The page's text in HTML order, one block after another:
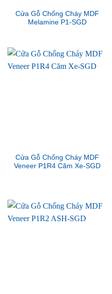
Cửa Gỗ Chống Cháy MDF
Melamine P1-SGD
Cửa Gỗ Chống Cháy MDF
Veneer P1R4 Căm Xe-SGD